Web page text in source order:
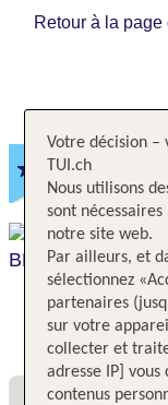
Retour à la page
TUI
Rantum,
Votre décision –
TUI.ch
Nous utilisons
sont
notre site web.
Par ailleurs, et
sélectionnez
partenaires
sur votre
collecter et
adresse IP]
contenus